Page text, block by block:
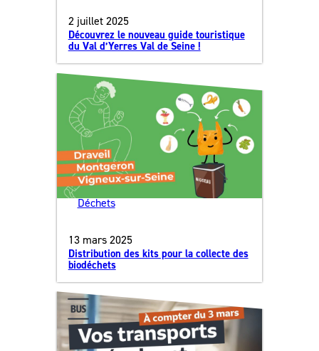
2 juillet 2025
Découvrez le nouveau guide touristique
du Val d’Yerres Val de Seine !
Déchets
13 mars 2025
Distribution des kits pour la collecte des
biodéchets